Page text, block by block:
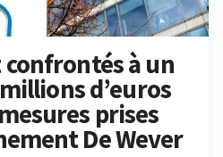
confrontés à un
d’euros
prises
De Wever